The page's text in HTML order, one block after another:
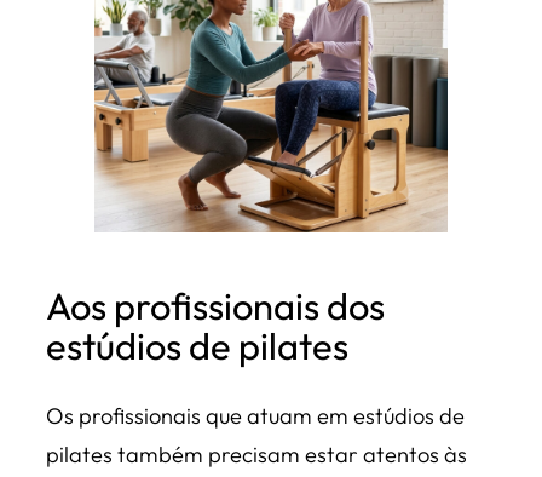
Aos profissionais dos
estúdios de pilates
Os profissionais que atuam em estúdios de
pilates também precisam estar atentos às